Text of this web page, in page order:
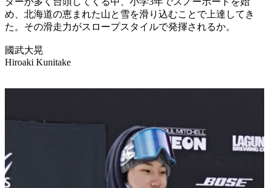
め、北海道の恵まれた山と雪を滑り込むことで上達してき
た。その滑走力がスロープスタイルで発揮されるか。
國武大晃
Hiroaki Kunitake